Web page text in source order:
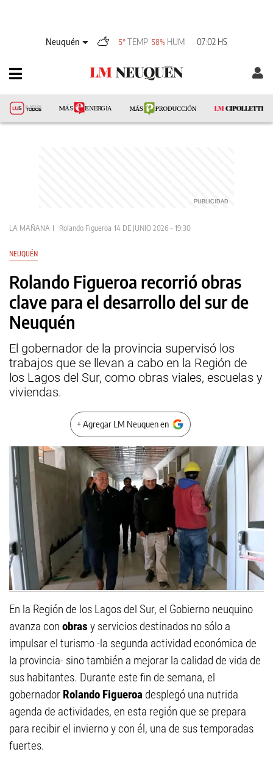
Neuquén 5°TEMP 58% HUM 07:02 HS
LA MAÑANA Rolando Figueroa 14 DE JUNIO 2026 - 19:30
NEUQUÉN
Rolando Figueroa recorrió obras
clave para el desarrollo del sur de
Neuquén
El gobernador de la provincia supervisó los
trabajos que se llevan a cabo en la Región de
los Lagos del Sur, como obras viales, escuelas y
viviendas.
+ Agregar LM Neuquen en
En la Región de los Lagos del Sur, el Gobierno neuquino
avanza con obras y servicios destinados no sólo a
impulsar el turismo -la segunda actividad económica de
la provincia- sino también a mejorar la calidad de vida de
sus habitantes. Durante este fin de semana, el
gobernador Rolando Figueroa desplegó una nutrida
agenda de actividades, en esta región que se prepara
para recibir el invierno y con él, una de sus temporadas
fuertes.